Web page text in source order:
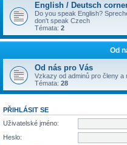
English / Deutsch
Do you speak English?
don't speak Czech
Témata: 2
Od
Od nás pro Vás
Vzkazy od adminů pro členy a
Témata: 28
PŘIHLÁSIT SE
Uživatelské jméno:
Heslo: